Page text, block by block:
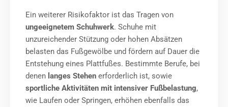
Ein weiterer Risikofaktor ist das Tragen von
ungeeignetem Schuhwerk. Schuhe mit
unzureichender Stützung oder hohen Absätzen
belasten das Fußgewölbe und fördern auf Dauer die
Entstehung eines Plattfußes. Bestimmte Berufe, bei
denen langes Stehen erforderlich ist, sowie
sportliche Aktivitäten mit intensiver Fußbelastung,
wie Laufen oder Springen, erhöhen ebenfalls das